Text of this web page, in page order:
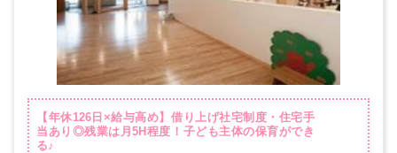
【年休126日×給与高め】借り上げ社宅制度・住宅手
当あり◎残業は月5H程度！子ども主体の保育ができ
る♪